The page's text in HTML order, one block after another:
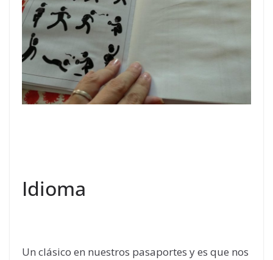
Idioma
Un clásico en nuestros pasaportes y es que nos